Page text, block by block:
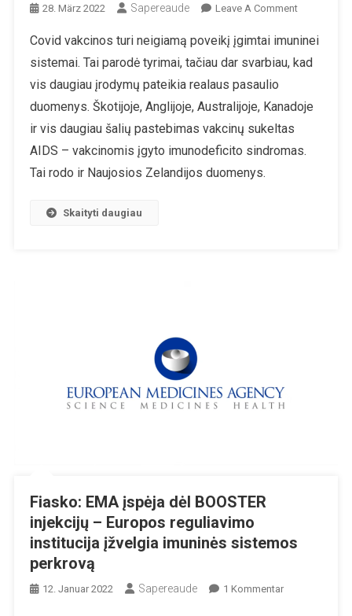
28. März 2022 Sapereaude Leave A CommentOn
Zelandija:
Imuninės
Dėl
Injekcijos
Covid vakcinos turi neigiamą poveikį įgimtai imuninei
sistemai. Tai parodė tyrimai, tačiau dar svarbiau, kad
vis daugiau įrodymų pateikia realaus pasaulio
duomenys. Škotijoje, Anglijoje, Australijoje, Kanadoje
ir vis daugiau šalių pastebimas vakcinų sukeltas
AIDS – vakcinomis įgyto imunodeficito sindromas.
Tai rodo ir Naujosios Zelandijos duomenys.
Skaityti daugiau
Fiasko: EMA įspėja dėl BOOSTER
injekcijų – Europos reguliavimo
institucija įžvelgia imuninės sistemos
perkrovą
12. Januar 2022 Sapereaude 1 KommentarZu